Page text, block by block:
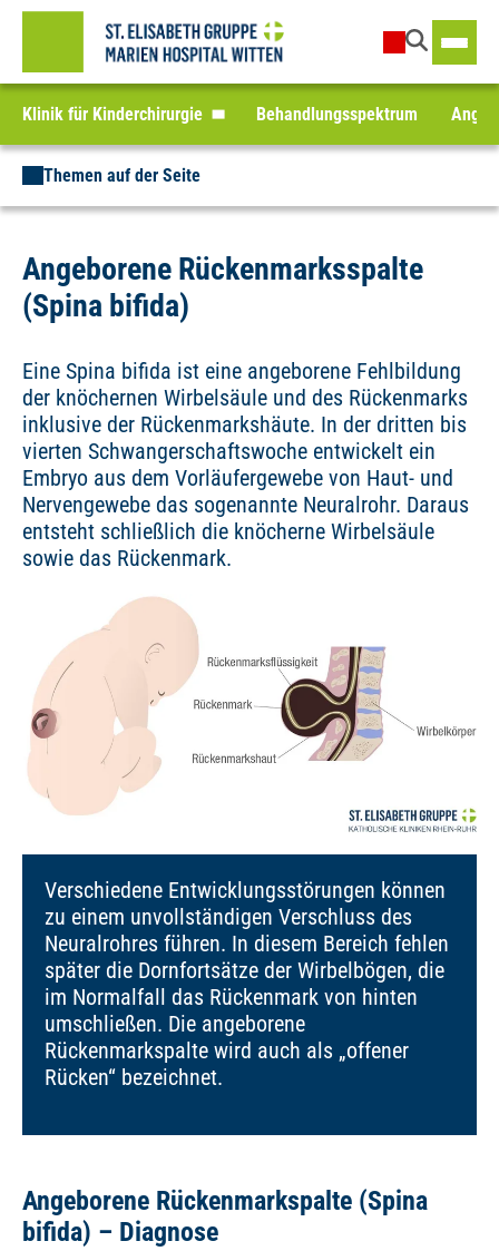
Klinik für Kinderchirurgie Behandlungsspektrum
Themen auf der Seite
Angeborene Rückenmarksspalte
(Spina bifida)
Eine Spina bifida ist eine angeborene Fehlbildung
der knöchernen Wirbelsäule und des Rückenmarks
inklusive der Rückenmarkshäute. In der dritten bis
vierten Schwangerschaftswoche entwickelt ein
Embryo aus dem Vorläufergewebe von Haut- und
Nervengewebe das sogenannte Neuralrohr. Daraus
entsteht schließlich die knöcherne Wirbelsäule
sowie das Rückenmark.
Verschiedene Entwicklungsstörungen können
zu einem unvollständigen Verschluss des
Neuralrohres führen. In diesem Bereich fehlen
später die Dornfortsätze der Wirbelbögen, die
im Normalfall das Rückenmark von hinten
umschließen. Die angeborene
Rückenmarkspalte wird auch als „offener
Rücken“ bezeichnet.
Angeborene Rückenmarkspalte (Spina
bifida) – Diagnose